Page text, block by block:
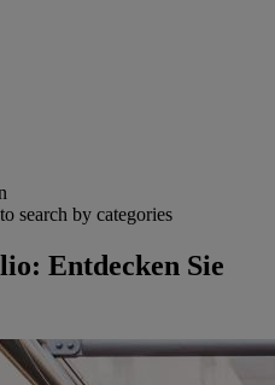
search by categories
Entdecken Sie